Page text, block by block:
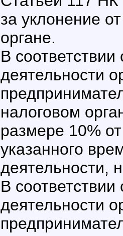
за уклонение
органе.
В
деятельности
налоговом
размере 10%
указанного
деятельности,
В
деятельности